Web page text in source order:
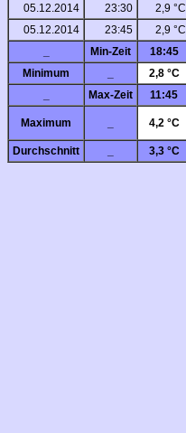
05.12.2014
23:30 2,9 °C
05.12.2014
23:45 2,9 °C
Min-Zeit 18:45
Minimum
2,8 °C
Max-Zeit 11:45
Maximum 4,2 °C
Durchschnitt
3,3 °C